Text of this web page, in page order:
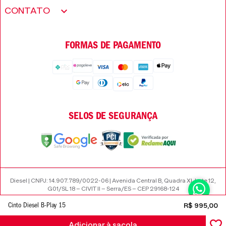
Cinto Diesel B-Play 15 R$ 995,00
Trabalhe conosco
Encontre uma loja
Seja um revendedor
CONTATO
FORMAS DE PAGAMENTO
SELOS DE SEGURANÇA
Diesel | CNPJ: 14.907.789/0022-06 | Avenida Central B, Quadra XI, Lote 12,
G01/SL 18 – CIVIT II – Serra/ES – CEP 29168-124